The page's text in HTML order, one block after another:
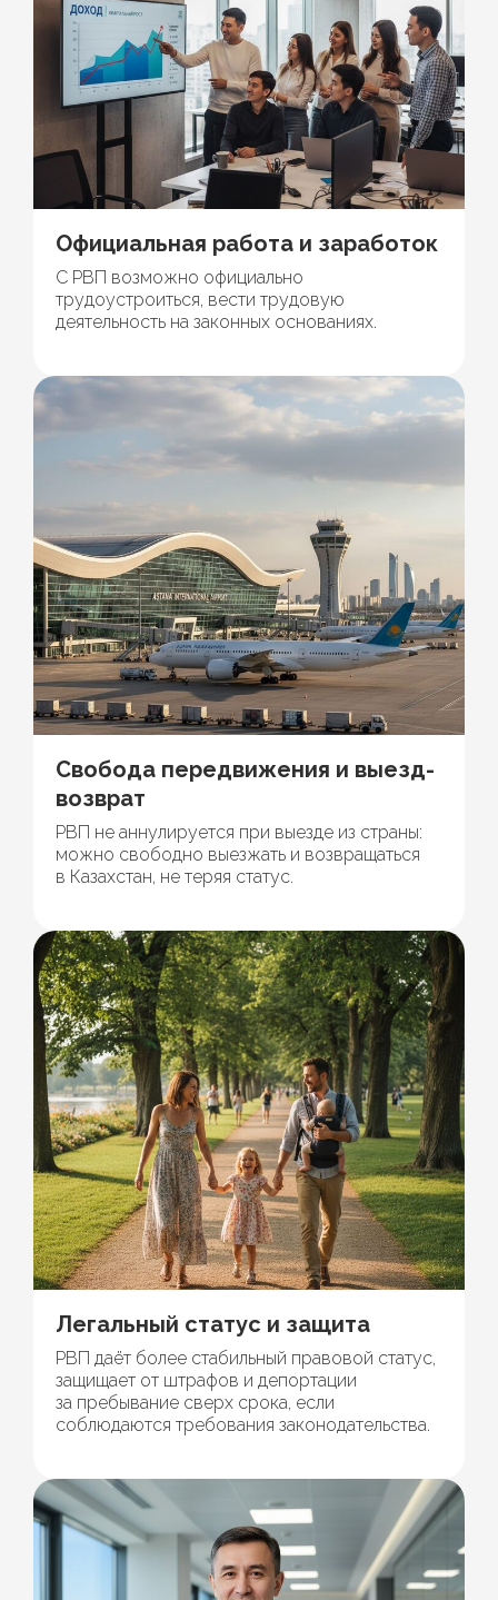
Официальная работа и заработок
С РВП возможно официально
трудоустроиться, вести трудовую
деятельность на законных основаниях.
Свобода передвижения и выезд-
возврат
РВП не аннулируется при выезде из страны:
можно свободно выезжать и возвращаться
в Казахстан, не теряя статус.
Легальный статус и защита
РВП даёт более стабильный правовой статус,
защищает от штрафов и депортации
за пребывание сверх срока, если
соблюдаются требования законодательства.